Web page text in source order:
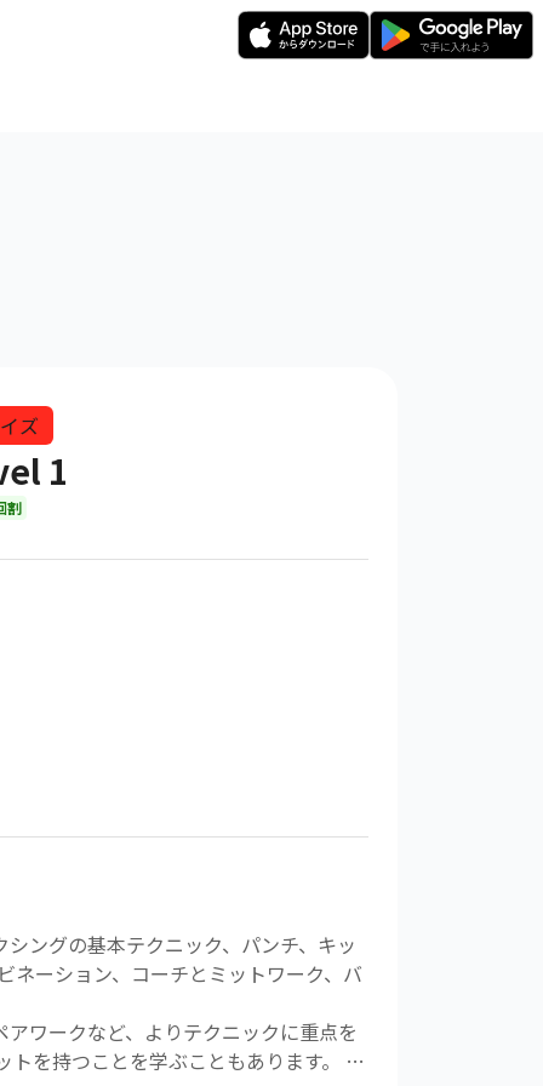
ズ
1
割
ングの基本テクニック、パンチ、キッ
ネーション、コーチとミットワーク、バ
ワークなど、よりテクニックに重点を